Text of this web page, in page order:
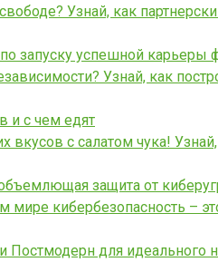
Узнай, как
запуску успешной карьеры
Узнай, как
и с чем едят
вкусов с салатом чука!
защита от
кибербезопасность –
Постмодерн для идеального